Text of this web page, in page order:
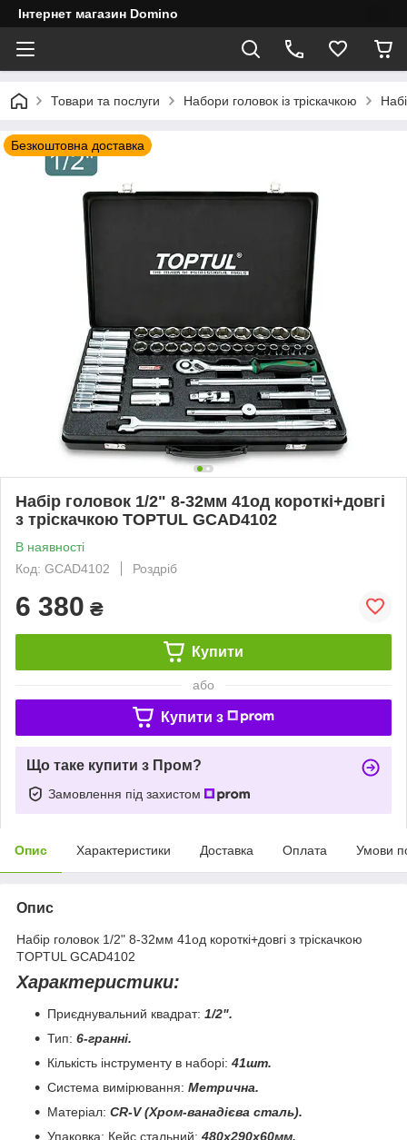
Інтернет магазин Domino
Товари та послуги Набори головок із тріскачкою
Безкоштовна доставка
Набір головок 1/2" 8-32мм 41од короткі+довгі
з тріскачкою TOPTUL GCAD4102
В наявності
Код: GCAD4102
Роздріб
6 380 ₴
Купити
або
Купити з
Що таке купити з Пром?
Замовлення під захистом
Опис Характеристики Доставка Оплата Умови
Опис
Набір головок 1/2" 8-32мм 41од короткі+довгі з тріскачкою
TOPTUL GCAD4102
Характеристики:
Приєднувальний квадрат: 1/2".
Тип: 6-гранні.
Кількість інструменту в наборі: 41шт.
Система вимірювання: Метрична.
Матеріал: CR-V (Хром-ванадієва сталь).
Упаковка: Кейс стальний: 480х290х60мм.